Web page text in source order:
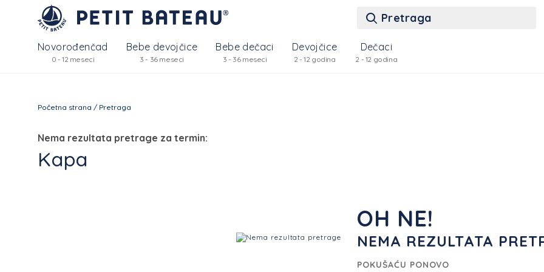
Pretraga
Novorođenčad
0 - 12 meseci
Bebe devojčice
3 - 36 meseci
Bebe dečaci
3 - 36 meseci
Devojčice
2 - 12 godina
Dečaci
2 - 12 godina
Početna strana / Pretraga
Nema rezultata pretrage za termin:
Kapa
OH NE!
NEMA REZULTATA
POKUŠAĆU PONOVO